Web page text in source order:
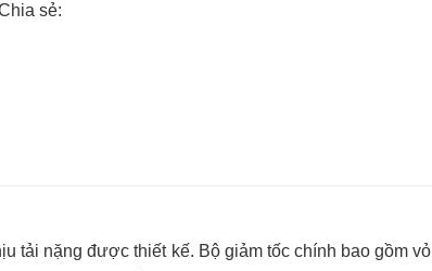
sẻ:
tải nặng được thiết kế. Bộ giảm tốc chính bao gồm vỏ